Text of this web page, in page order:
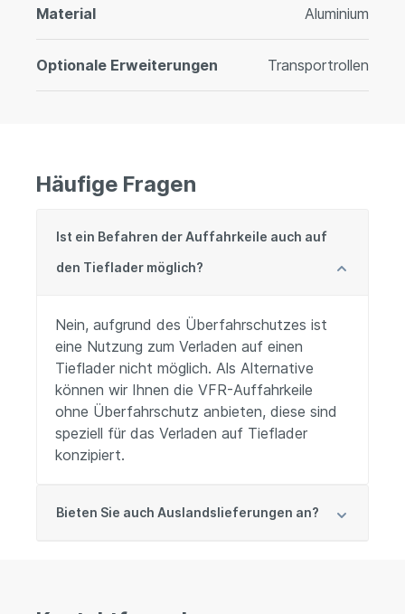
Material Aluminium
Optionale Erweiterungen Transportrollen
Häufige Fragen
Ist ein Befahren der Auffahrkeile auch auf
den Tieflader möglich?
Nein, aufgrund des Überfahrschutzes ist
eine Nutzung zum Verladen auf einen
Tieflader nicht möglich. Als Alternative
können wir Ihnen die VFR-Auffahrkeile
ohne Überfahrschutz anbieten, diese sind
speziell für das Verladen auf Tieflader
konzipiert.
Bieten Sie auch Auslandslieferungen an?